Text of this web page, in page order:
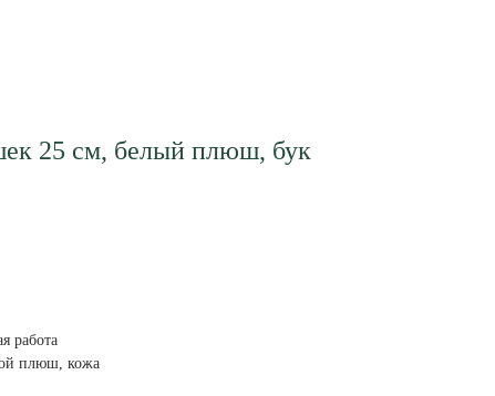
25 см, белый плюш, бук
работа
плюш, кожа